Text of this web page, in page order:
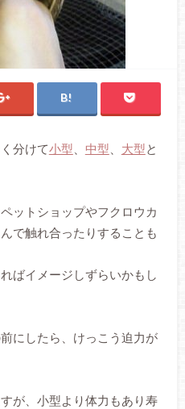
分けて小型 中型 大型と
ットショップやフクロウカ
で触れ合ったりすることも
ばイメージしずらいかもし
にしたら、けっこう迫力が
が、小型より体力もあり寿